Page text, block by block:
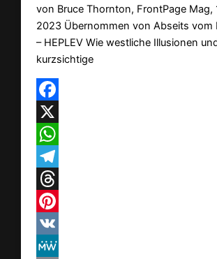
von Bruce Thornton, FrontPage Mag,
2023 Übernommen von Abseits vom
– HEPLEV Wie westliche Illusionen
kurzsichtige
Facebook
X
WhatsApp
Telegram
Threads
Pinterest
VK